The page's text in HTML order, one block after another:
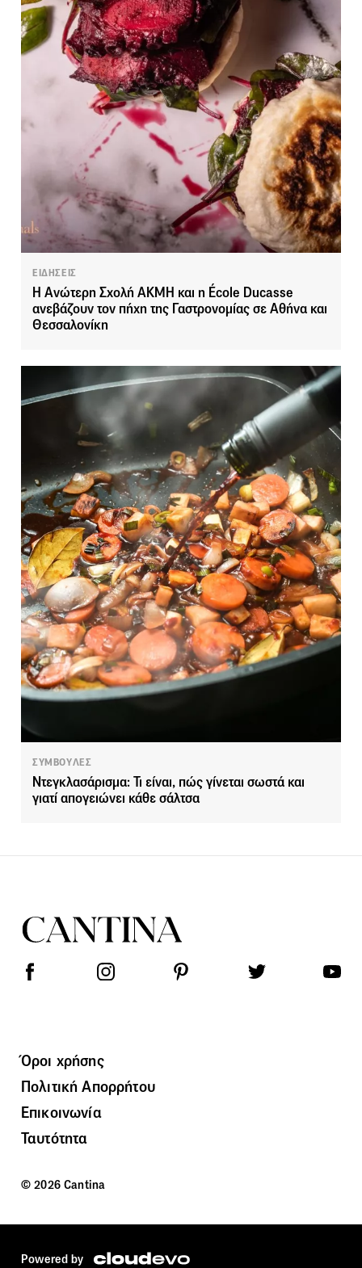
ΕΙΔΗΣΕΙΣ
Η Ανώτερη Σχολή ΑΚΜΗ και η École Ducasse
ανεβάζουν τον πήχη της Γαστρονομίας σε Αθήνα και
Θεσσαλονίκη
ΣΥΜΒΟΥΛΕΣ
Ντεγκλασάρισμα: Τι είναι, πώς γίνεται σωστά και
γιατί απογειώνει κάθε σάλτσα
Όροι χρήσης
Πολιτική Απορρήτου
Επικοινωνία
Ταυτότητα
© 2026 Cantina
Powered by